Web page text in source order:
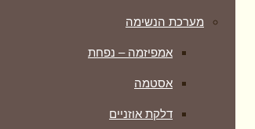
מערכת הנשימה
אמפיזמה – נפחת
אסטמה
דלקת אוזניים